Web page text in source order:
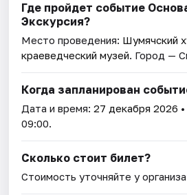
Где пройдет событие
Экскурсия?
Место проведения: Шумячский
краеведческий музей. Город —
Когда запланирован
Дата и время:27 декабря 2026
09:00.
Сколько стоит билет?
Стоимость уточняйте у